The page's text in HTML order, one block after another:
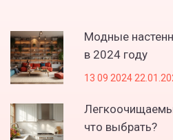
Модные
в 2024 году
13 09 2024
что выбрать?